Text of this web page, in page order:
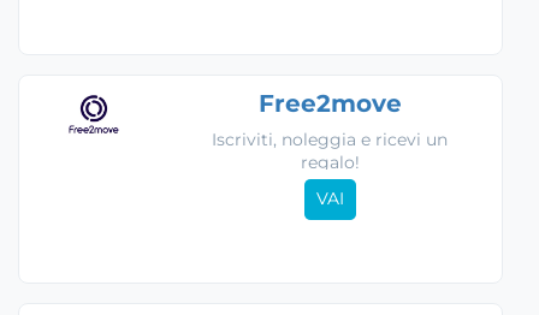
Free2move
Iscriviti, noleggia e ricevi un
regalo!
VAI